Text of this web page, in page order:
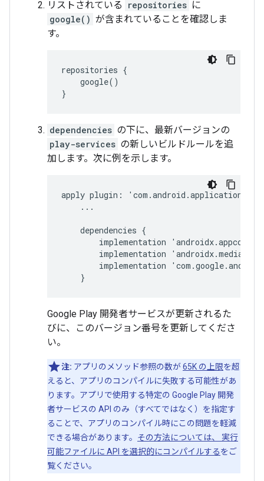
リストされている repositories に
google() が含まれていることを確認しま
す。
google()
}
dependencies の下に、最新バージョンの
play-services の新しいビルドルールを追
加します。次に例を示します。
apply plugin : ' com .android .application
...
dependencies {
implementation
' androidx.appcompat
implementation
' androidx.
implementation
' com .google.android
}
Google Play 開発者サービスが更新されるた
びに、このバージョン番号を更新してくださ
い。
注: アプリのメソッド参照の数が65K の上限を超
えると、アプリのコンパイルに失敗する可能性があ
ります。アプリで使用する特定の Google Play 開発
者サービスの API のみ（すべてではなく）を指定す
ることで、アプリのコンパイル時にこの問題を軽減
できる場合があります。 その方法については、 実行
可能ファイルに API を選択的にコンパイルするをご
覧ください。